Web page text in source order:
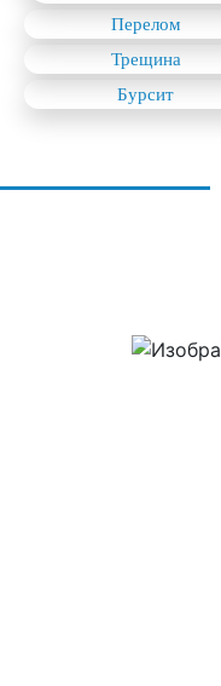
Перелом
Трещина
Бурсит